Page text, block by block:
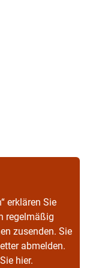
erklären Sie
regelmäßig
zusenden. Sie
abmelden.
hier.